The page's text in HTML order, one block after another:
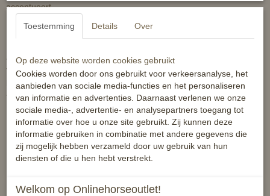
accentueert.
attractief en comfortabel te zijn. De ergonomische vorm en vulling
van het nekstuk en neusriem bieden comfort en duurzaamheid. De
patent leder neusriem en RVS fittingen zorgen voor een gepolijste
afwerking. Met pull-back sluiting en afneembare neusriem.
Eigenschappen:
Ergonomisch design
Toestemming Details Over
Op deze website worden cookies gebruikt
Cookies worden door ons gebruikt voor verkeersanalyse, het
aanbieden van sociale media-functies en het personaliseren
van informatie en advertenties. Daarnaast verlenen we onze
sociale media-, advertentie- en analysepartners toegang tot
informatie over hoe u onze site gebruikt. Zij kunnen deze
informatie gebruiken in combinatie met andere gegevens die
zij mogelijk hebben verzameld door uw gebruik van hun
diensten of die u hen hebt verstrekt.
Welkom op Onlinehorseoutlet!